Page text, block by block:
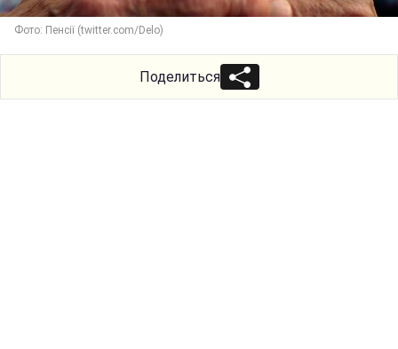
Фото: Пенсії (twitter.com/Delo)
Поделиться